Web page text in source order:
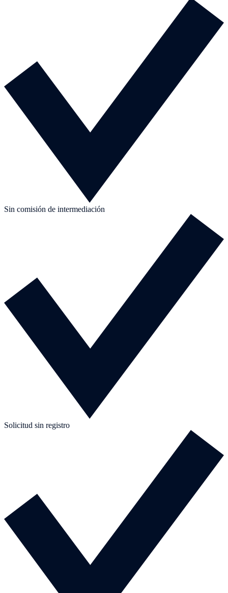
Sin comisión de intermediación
Solicitud sin registro